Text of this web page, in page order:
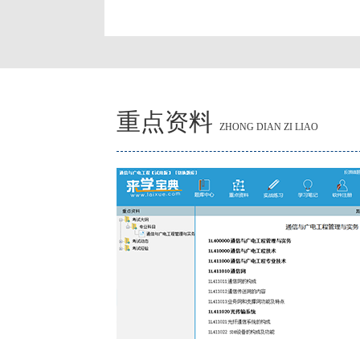
重点资料 ZHONG DIAN ZI LIAO